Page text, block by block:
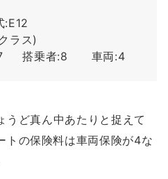
ラス)
搭乗者:8 車両:4
ど真ん中あたりと捉えて
トの保険料は車両保険が4な